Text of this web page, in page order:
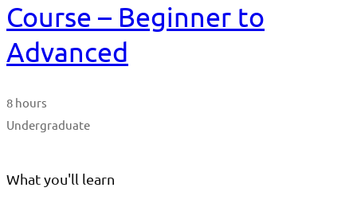
Course – Beginner to
Advanced
8 hours
Undergraduate
What you'll learn